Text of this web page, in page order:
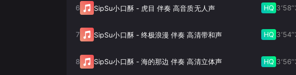
6 SipSu小口酥- 虎目 伴奏 高音质无人声 HQ 3‘58’‘
7 SipSu小口酥- 终极浪漫 伴奏 高清带和声 HQ 3‘54’‘
8 SipSu小口酥- 海的那边 伴奏 高清立体声 HQ 3‘56’‘